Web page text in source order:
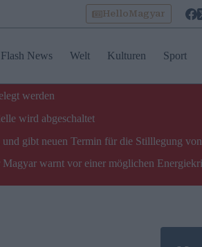
HelloMagyar
Flash News Welt Kulturen Sport
werden
wird abgeschaltet
gibt neuen Termin für die Stilllegung
warnt vor einer möglichen